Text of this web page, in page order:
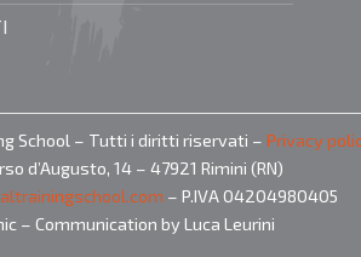
School – Tutti i diritti riservati – Privacy
d’Augusto, 14 – 47921 Rimini (RN)
– P.IVA 04204980405
– Communication by Luca Leurini